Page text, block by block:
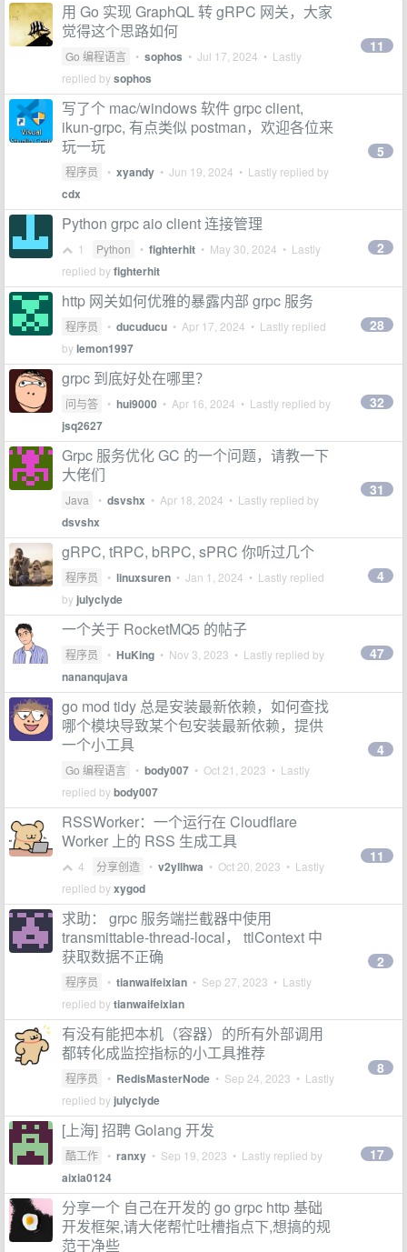
用 Go 实现 GraphQL 转 gRPC 网关，大家
觉得这个思路如何
Go 编程语言 • sophos • Jul 17, 2024 • Lastly
replied bysophos
11
写了个 mac/windows 软件 grpc client,
ikun-grpc, 有点类似 postman，欢迎各位来
玩一玩
程序员 • xyandy • Jun 19, 2024 • Lastly replied by
cdx
5
Python grpc aio client 连接管理
1 Python • fighterhit • May 30, 2024 • Lastly
replied byfighterhit
2
http 网关如何优雅的暴露内部 grpc 服务
程序员 • ducuducu • Apr 17, 2024 • Lastly replied
bylemon1997
28
grpc 到底好处在哪里？
问与答 • hui9000 • Apr 16, 2024 • Lastly replied by
jsq2627
32
Grpc 服务优化 GC 的一个问题，请教一下
大佬们
Java • dsvshx • Apr 18, 2024 • Lastly replied by
dsvshx
31
gRPC, tRPC, bRPC, sPRC 你听过几个
程序员 • linuxsuren • Jan 1, 2024 • Lastly replied
by julyclyde
4
一个关于 RocketMQ5 的帖子
程序员 • HuKing • Nov 3, 2023 • Lastly replied by
nananqujava
47
go mod tidy 总是安装最新依赖，如何查找
哪个模块导致某个包安装最新依赖，提供
一个小工具
Go 编程语言 • body007 • Oct 21, 2023 • Lastly
replied bybody007
4
RSSWorker：一个运行在 Cloudflare
Worker 上的 RSS 生成工具
4 分享创造 • v2yllhwa • Oct 20, 2023 • Lastly
replied byxygod
11
求助： grpc 服务端拦截器中使用
transmittable-thread-local， ttlContext 中
获取数据不正确
程序员 • tianwaifeixian • Sep 27, 2023 • Lastly
replied bytianwaifeixian
2
有没有能把本机（容器）的所有外部调用
都转化成监控指标的小工具推荐
程序员 • RedisMasterNode • Sep 24, 2023 • Lastly
replied by julyclyde
8
[上海] 招聘 Golang 开发
酷工作 • ranxy • Sep 19, 2023 • Lastly replied by
aixia0124
17
分享一个 自己在开发的 go grpc http 基础
开发框架,请大佬帮忙吐槽指点下,想搞的规
范干净些